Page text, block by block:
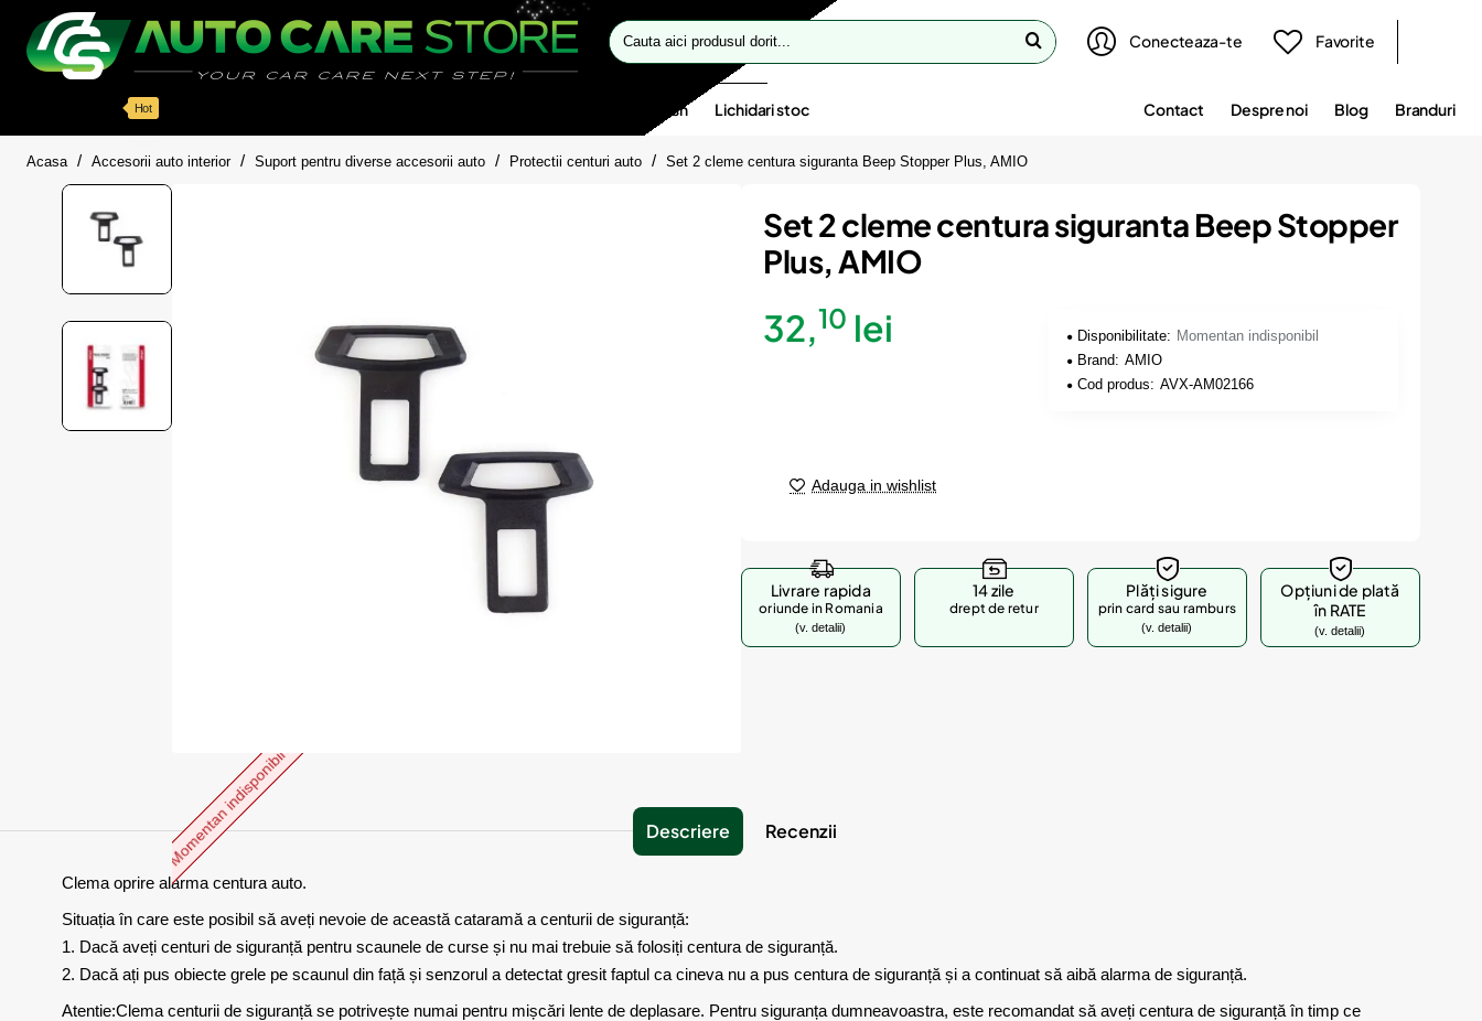
Cauta
aici
Conecteaza-te Favorite
Hot Oferte flash Lichidari stoc Contact Despre noi Blog Branduri
Acasa homeAccesorii auto interior Suport pentru diverse accesorii auto Protectii centuri auto Set 2 cleme centura siguranta Beep Stopper Plus, AMIO
Momentan indisponibil
Set 2 cleme centura siguranta Beep Stopper
Plus, AMIO
32,10 lei Disponibilitate: Momentan indisponibil
Brand: AMIO
Cod produs: AVX-AM02166
Adauga in wishlist
Livrare rapida
oriunde in Romania
(v. detalii)
14 zile
drept de retur
Plăți sigure
prin card sau ramburs
(v. detalii)
Opțiuni de plată
în RATE
(v. detalii)
Descriere Recenzii
Clema oprire alarma centura auto.
Situația în care este posibil să aveți nevoie de această cataramă a centurii de siguranță:
1. Dacă aveți centuri de siguranță pentru scaunele de curse și nu mai trebuie să folosiți centura de siguranță.
2. Dacă ați pus obiecte grele pe scaunul din față și senzorul a detectat gresit faptul ca cineva nu a pus centura de siguranță și a continuat să aibă alarma de siguranță.
Atentie:Clema centurii de siguranță se potrivește numai pentru mișcări lente de deplasare. Pentru siguranța dumneavoastra, este recomandat să aveți centura de siguranță în timp ce